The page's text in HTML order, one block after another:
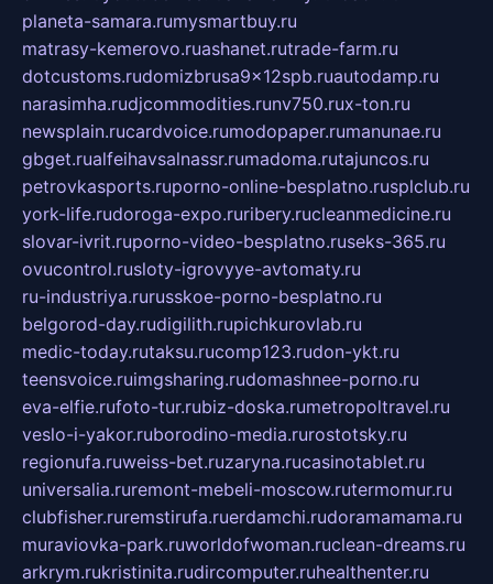
planeta-samara.rumysmartbuy.ru
matrasy-kemerovo.ruashanet.rutrade-farm.ru
dotcustoms.rudomizbrusa9x12spb.ruautodamp.ru
narasimha.rudjcommodities.runv750.rux-ton.ru
newsplain.rucardvoice.rumodopaper.rumanunae.ru
gbget.rualfeihavsalnassr.rumadoma.rutajuncos.ru
petrovkasports.ruporno-online-besplatno.rusplclub.ru
york-life.rudoroga-expo.ruribery.rucleanmedicine.ru
slovar-ivrit.ruporno-video-besplatno.ruseks-365.ru
ovucontrol.rusloty-igrovyye-avtomaty.ru
ru-industriya.rurusskoe-porno-besplatno.ru
belgorod-day.rudigilith.rupichkurovlab.ru
medic-today.rutaksu.rucomp123.rudon-ykt.ru
teensvoice.ruimgsharing.rudomashnee-porno.ru
eva-elfie.rufoto-tur.rubiz-doska.rumetropoltravel.ru
veslo-i-yakor.ruborodino-media.rurostotsky.ru
regionufa.ruweiss-bet.ruzaryna.rucasinotablet.ru
universalia.ruremont-mebeli-moscow.rutermomur.ru
clubfisher.ruremstirufa.ruerdamchi.rudoramamama.ru
muraviovka-park.ruworldofwoman.ruclean-dreams.ru
arkrym.rukristinita.rudircomputer.ruhealthenter.ru